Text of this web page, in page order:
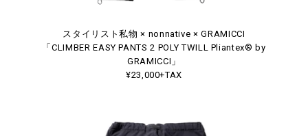
スタイリスト私物 × nonnative × GRAMICCI
「CLIMBER EASY PANTS 2 POLY TWILL Pliantex® by
GRAMICCI」
¥23,000+TAX